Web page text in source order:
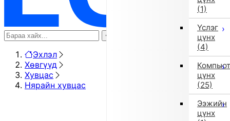
(1)
Үслэг
цүнх
(4)
цүнх
(25)
Ээжийн
цүнх
Эхлэл
Хөвгүүд
Хувцас
Нярайн хувцас